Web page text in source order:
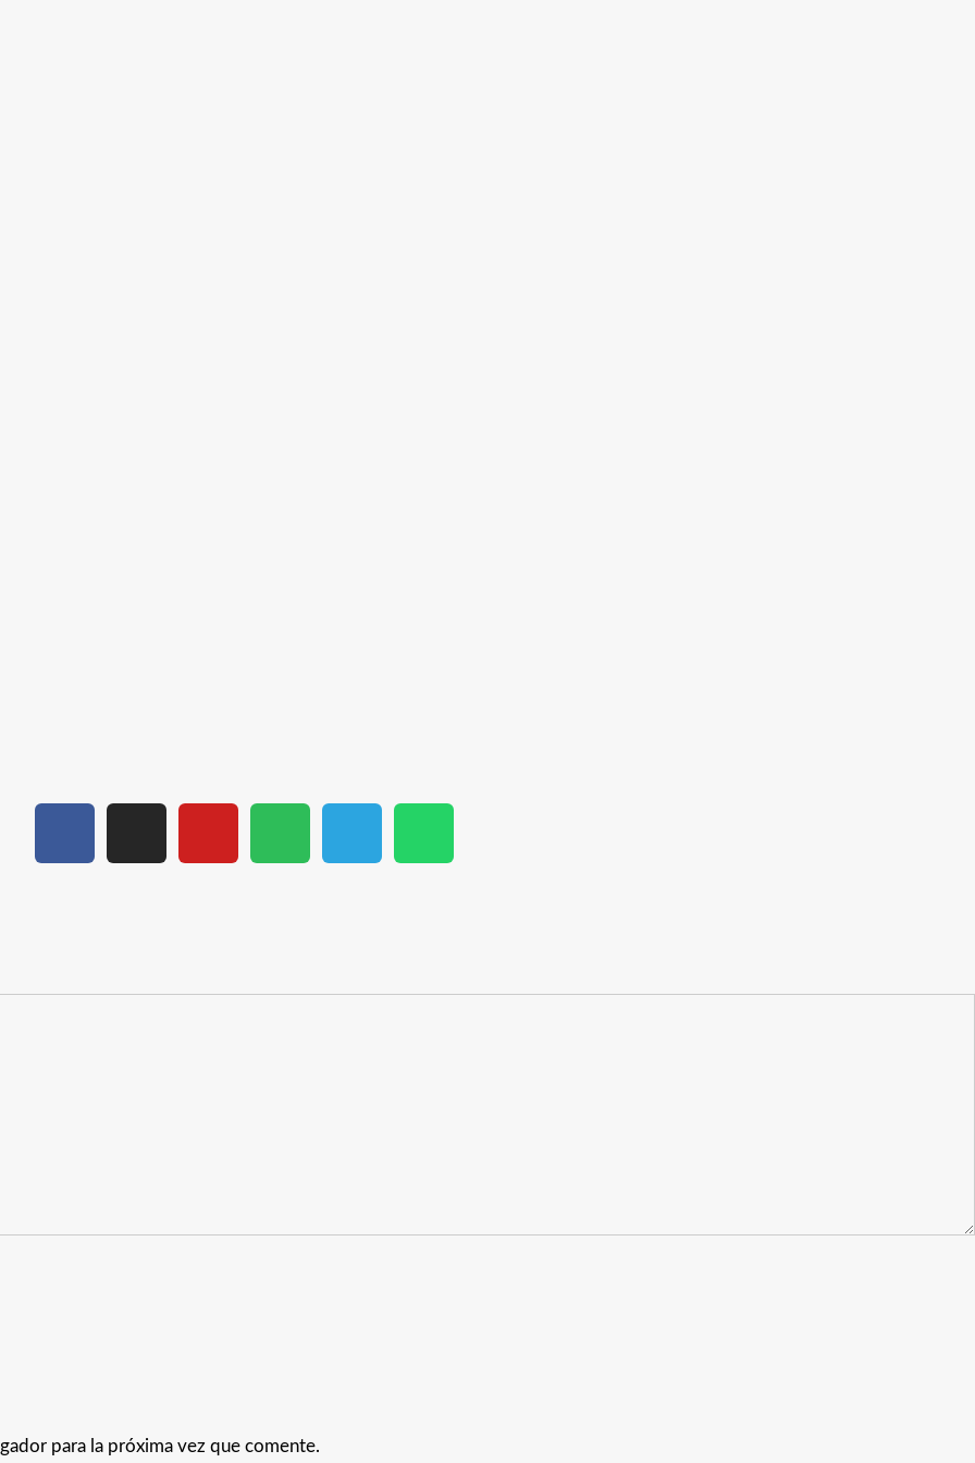
para la próxima vez que comente.